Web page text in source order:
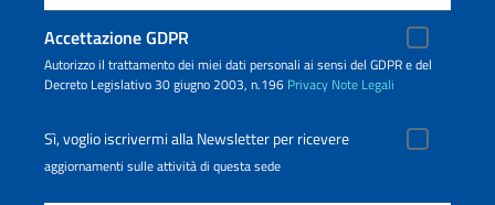
Accettazione GDPR
Autorizzo il trattamento dei miei dati personali ai sensi del GDPR e del
Decreto Legislativo 30 giugno 2003, n.196 Privacy Note Legali
Sì, voglio iscrivermi alla Newsletter per ricevere
aggiornamenti sulle attività di questa sede